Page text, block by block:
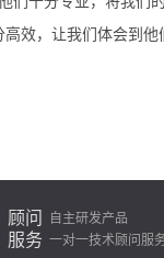
法，广
顾问
服务
自主研发产品
一对一技术顾问服